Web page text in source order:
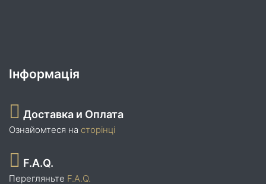
Інформація
Доставка и Оплата
Ознайомтеся на сторінці
F.A.Q.
Перегляньте F.A.Q.